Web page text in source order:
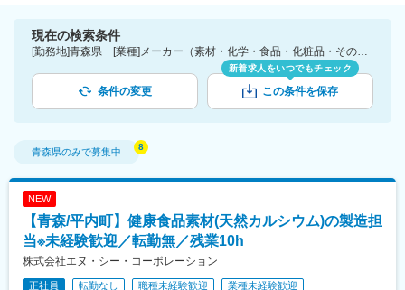
現在の検索条件
[勤務地]青森県 [業種]メーカー（素材・化学・食品・化粧品・その他）業界 [詳細条件](会社・職場の環境)女性活躍
条件の変更
新着求人をいつでもチェック
この条件を保存
青森県のみで募集中
NEW
【青森/平内町】健康食品素材(天然カルシウム)の製造担
当※未経験歓迎／転勤無／残業10h
株式会社エヌ・シー・コーポレーション
正社員 転勤なし 職種未経験歓迎 業種未経験歓迎